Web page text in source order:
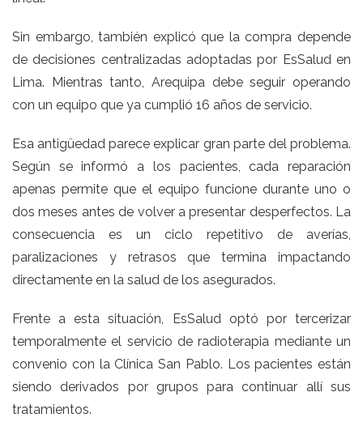
Sin embargo, también explicó que la compra depende
de decisiones centralizadas adoptadas por EsSalud en
Lima. Mientras tanto, Arequipa debe seguir operando
con un equipo que ya cumplió 16 años de servicio.
Esa antigüedad parece explicar gran parte del problema.
Según se informó a los pacientes, cada reparación
apenas permite que el equipo funcione durante uno o
dos meses antes de volver a presentar desperfectos. La
consecuencia es un ciclo repetitivo de averías,
paralizaciones y retrasos que termina impactando
directamente en la salud de los asegurados.
Frente a esta situación, EsSalud optó por tercerizar
temporalmente el servicio de radioterapia mediante un
convenio con la Clínica San Pablo. Los pacientes están
siendo derivados por grupos para continuar allí sus
tratamientos.